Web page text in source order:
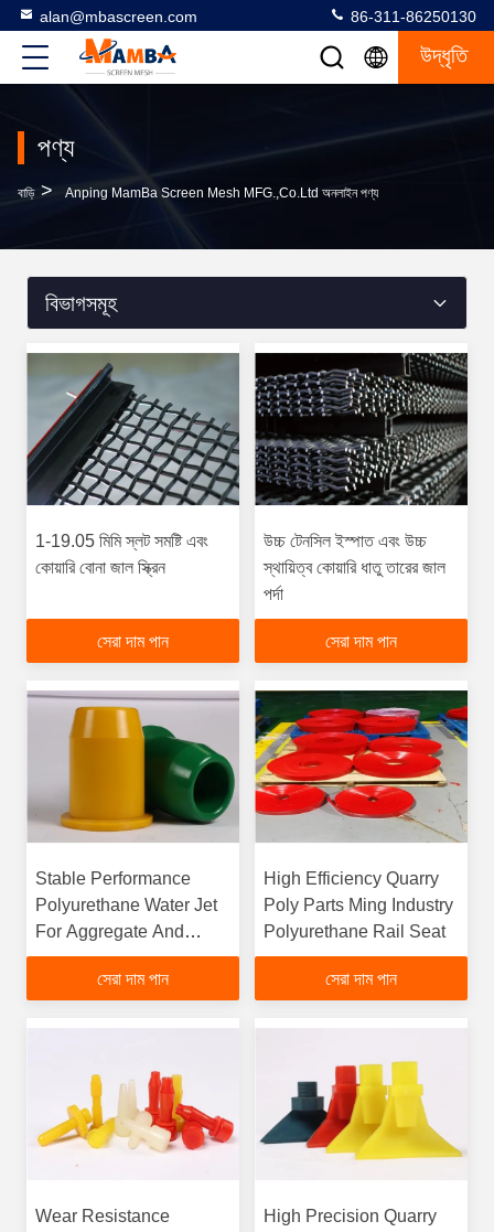
alan@mbascreen.com 86-311-86250130
উদ্ধৃতি
পণ্য
বাড়ি > Anping MamBa Screen Mesh MFG.,Co.Ltd অনলাইন পণ্য
বিভাগসমূহ
1-19.05 মিমি স্লট সমষ্টি এবং
কোয়ারি বোনা জাল স্ক্রিন
সেরা দাম পান
উচ্চ টেনসিল ইস্পাত এবং উচ্চ
স্থায়িত্ব কোয়ারি ধাতু তারের জাল
পর্দা
সেরা দাম পান
Stable Performance
Polyurethane Water Jet
For Aggregate And
Quarry
সেরা দাম পান
High Efficiency Quarry
Poly Parts Ming Industry
Polyurethane Rail Seat
সেরা দাম পান
Wear Resistance
High Precision Quarry